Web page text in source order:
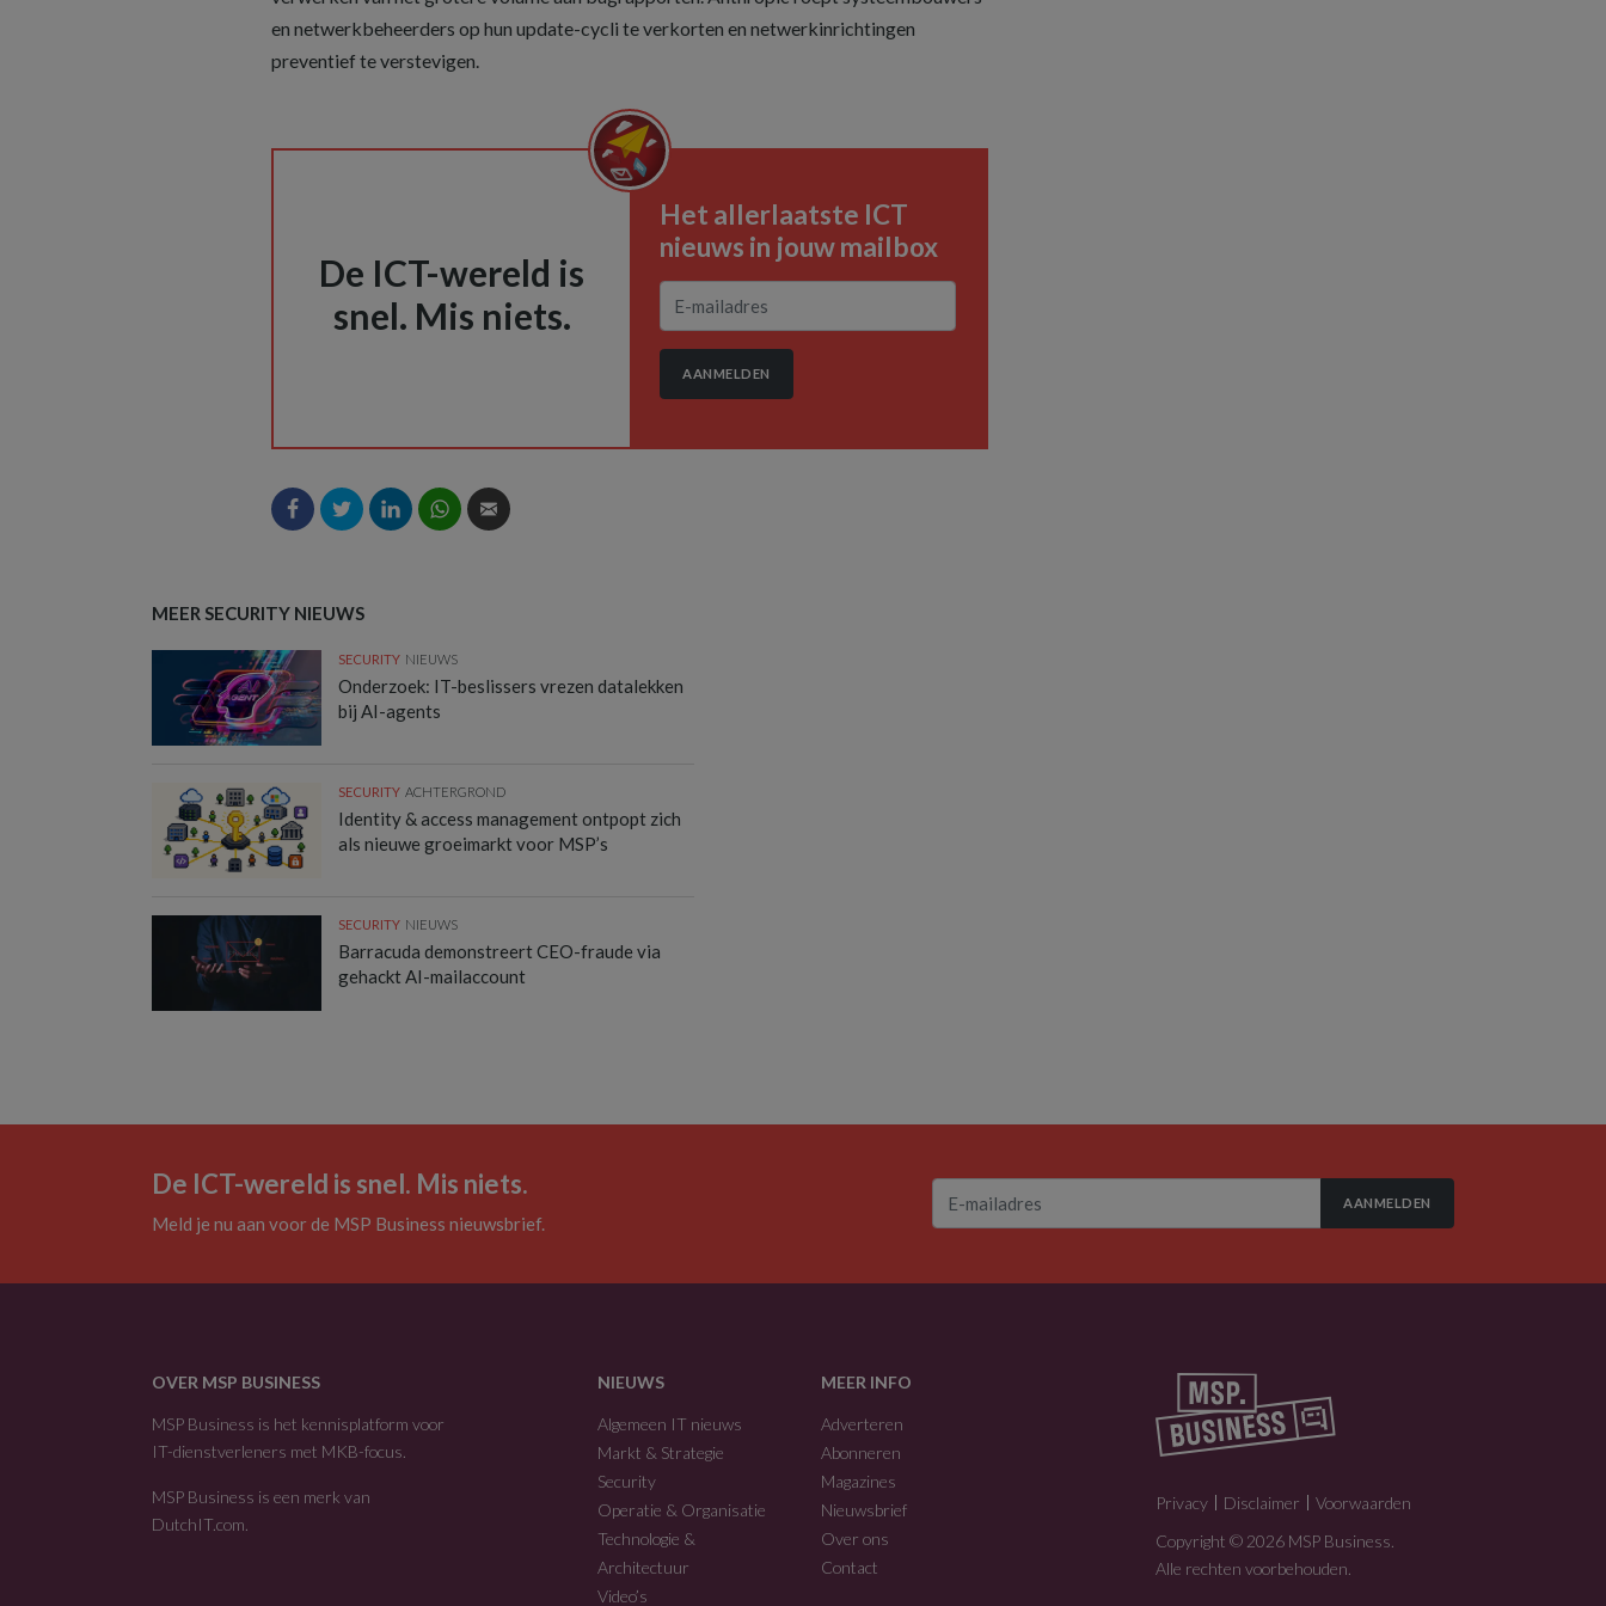
en netwerkbeheerders op hun update-cycli te verkorten en netwerkinrichtingen
preventief te verstevigen.
De ICT-wereld is
snel. Mis niets.
Het allerlaatste ICT
nieuws in jouw mailbox
AANMELDEN
MEER SECURITY NIEUWS
SECURITY NIEUWS
Onderzoek: IT-beslissers vrezen datalekken
bij AI-agents
SECURITY ACHTERGROND
Identity & access management ontpopt zich
als nieuwe groeimarkt voor MSP’s
SECURITY NIEUWS
Barracuda demonstreert CEO-fraude via
gehackt AI-mailaccount
De ICT-wereld is snel. Mis niets.
Meld je nu aan voor de MSP Business nieuwsbrief.
AANMELDEN
OVER MSP BUSINESS
MSP Business is het kennisplatform voor
IT-dienstverleners met MKB-focus.
MSP Business is een merk van
DutchIT.com
NIEUWS
Algemeen IT nieuws
Markt & Strategie
Security
Operatie & Organisatie
Technologie &
Architectuur
Video’s
MEER INFO
Adverteren
Abonneren
Magazines
Nieuwsbrief
Over ons
Contact
Privacy Disclaimer
Voorwaarden
Copyright © 2026 MSP Business.
Alle rechten voorbehouden.